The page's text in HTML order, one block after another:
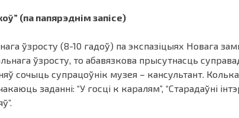
(па папярэднім запісе)
ўзросту (8-10 гадоў) па экспазіцыях Новага
ўзросту, то абавязкова прысутнасць
сочыць супрацоўнік музея – кансультант.
заданні: “У госці к каралям”, “Старадаўні